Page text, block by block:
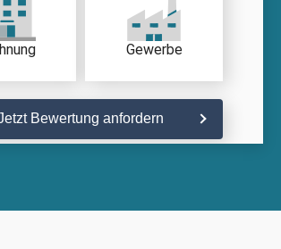
Gewerbe
Bewertung anfordern